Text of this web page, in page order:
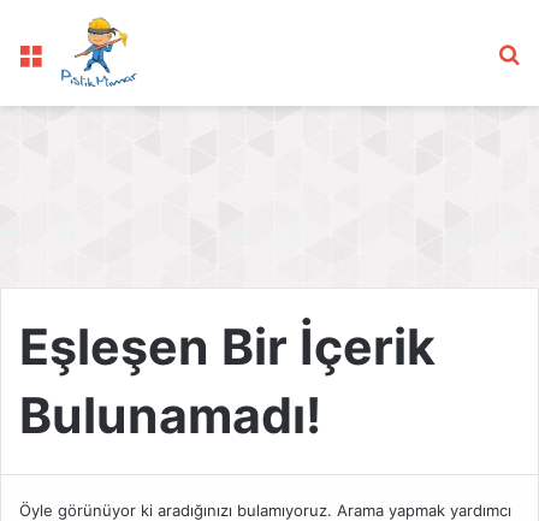
Menü
Eşleşen Bir İçerik
Bulunamadı!
Öyle görünüyor ki aradığınızı bulamıyoruz. Arama yapmak yardımcı